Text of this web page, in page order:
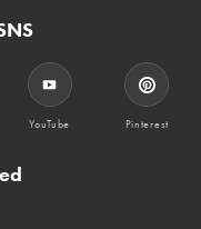
YouTube Pinterest